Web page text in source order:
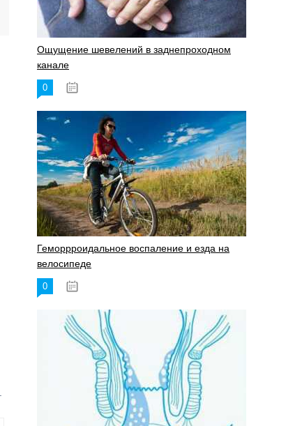
Ощущение шевелений в заднепроходном
канале
0
Геморрроидальное воспаление и езда на
велосипеде
0